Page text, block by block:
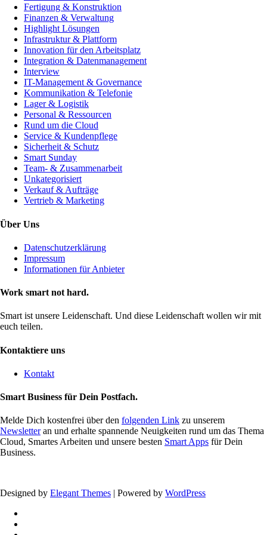
Fertigung & Konstruktion
Finanzen & Verwaltung
Highlight Lösungen
Infrastruktur & Plattform
Innovation für den Arbeitsplatz
Integration & Datenmanagement
Interview
IT-Management & Governance
Kommunikation & Telefonie
Lager & Logistik
Personal & Ressourcen
Rund um die Cloud
Service & Kundenpflege
Sicherheit & Schutz
Smart Sunday
Team- & Zusammenarbeit
Unkategorisiert
Verkauf & Aufträge
Vertrieb & Marketing
Über Uns
Datenschutzerklärung
Impressum
Informationen für Anbieter
Work smart not hard.
Smart ist unsere Leidenschaft. Und diese Leidenschaft wollen wir mit
euch teilen.
Kontaktiere uns
Kontakt
Smart Business für Dein Postfach.
Melde Dich kostenfrei über den folgenden Link zu unserem
Newsletteran und erhalte spannende Neuigkeiten rund um das Thema
Cloud, Smartes Arbeiten und unsere besten Smart Apps für Dein
Business.
Designed by Elegant Themes | Powered by WordPress